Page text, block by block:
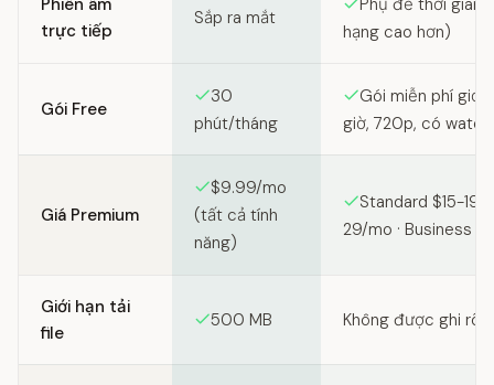
Phiên âm
trực tiếp
Sắp ra mắt
Phụ đề thời gian
hạng cao hơn)
Gói Free
30
phút/tháng
Gói miễn phí giới
giờ, 720p, có
Giá Premium
$9.99/mo
(tất cả tính
năng)
Standard $15-19/
29/mo · Business
Giới hạn tải
file
500 MB Không được ghi rõ